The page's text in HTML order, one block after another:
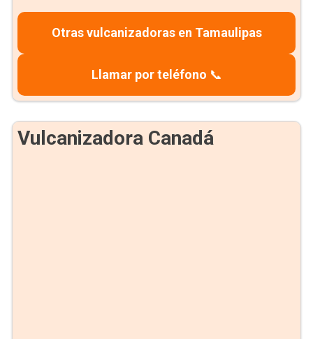
Otras vulcanizadoras en Tamaulipas
Llamar por teléfono 📞
Vulcanizadora Canadá